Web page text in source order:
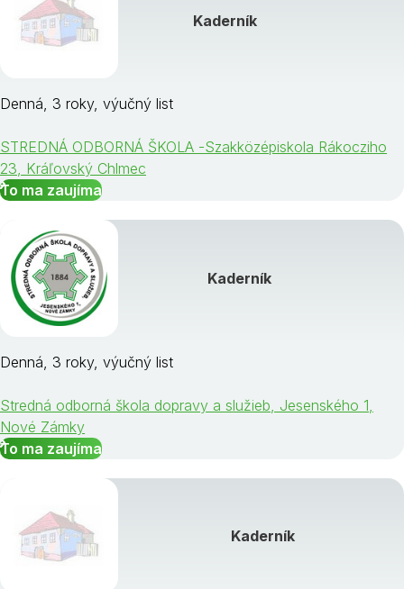
Kaderník
Denná, 3 roky, výučný list
STREDNÁ ODBORNÁ ŠKOLA -Szakközépiskola Rákocziho
23, Kráľovský Chlmec
To ma zaujíma
Kaderník
Denná, 3 roky, výučný list
Stredná odborná škola dopravy a služieb, Jesenského 1,
Nové Zámky
To ma zaujíma
Kaderník